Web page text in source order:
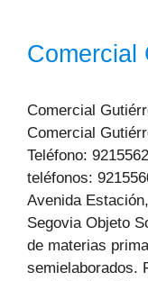
Comercial
Comercial
Comercial
Teléfono:
teléfonos:
Avenida
Segovia Objeto
de materias
semielaborados.